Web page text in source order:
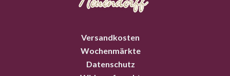
Versandkosten
Wochenmärkte
Datenschutz